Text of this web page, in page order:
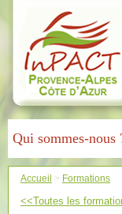
Qui sommes-nous
Accueil > Formations
<<Toutes les